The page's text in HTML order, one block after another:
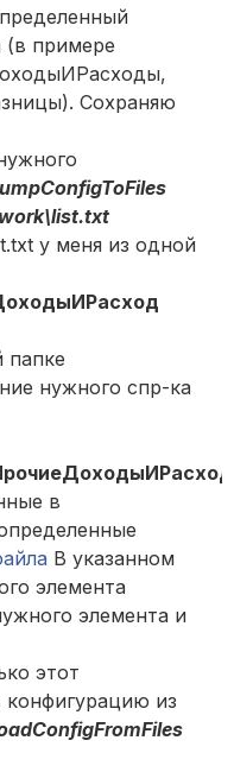
(в примере
Сохраняю
у меня из одной
папке
нужного спр-ка
в
В указанном
элемента
элемента и
этот
из